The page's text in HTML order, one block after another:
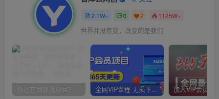
2.1W+ 0 2 1125W+
世界并没有变，改变的是我们
你还在到处找项目？还在当韭菜？我靠卖项目一个月收入5万+，曾经我也是个失败者。 全网VIP课程 无损下载~